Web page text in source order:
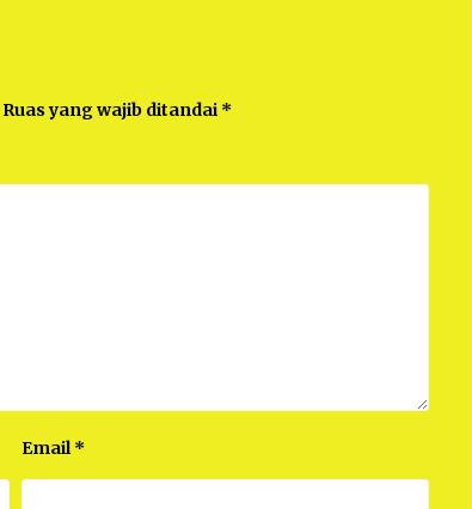
Ruas yang wajib ditandai *
Email*